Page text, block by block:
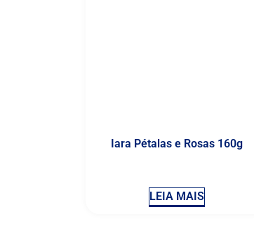
Iara Pétalas e Rosas 160g
LEIA MAIS